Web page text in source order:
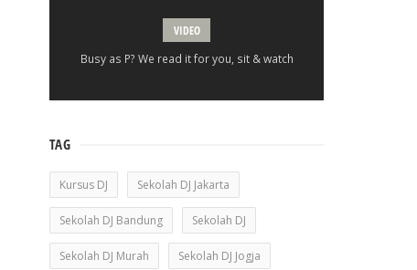
VIDEO
Busy as P? We read it for you, sit & watch
TAG
Kursus DJ Sekolah DJ Jakarta
Sekolah DJ Bandung Sekolah DJ
Sekolah DJ Murah Sekolah DJ Jogja